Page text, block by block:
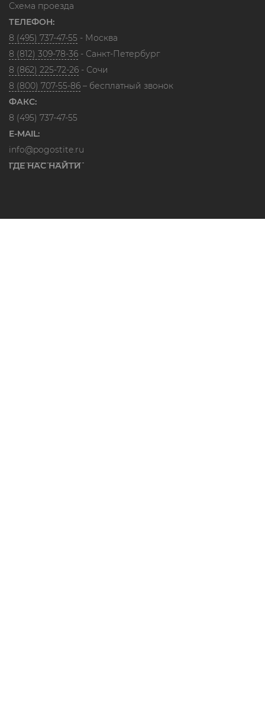
Схема проезда
ТЕЛЕФОН:
8 (495) 737-47-55 - Москва
8 (812) 309-78-36 - Санкт-Петербург
8 (862) 225-72-26 - Сочи
8 (800) 707-55-86 – бесплатный звонок
ФАКС:
8 (495) 737-47-55
E-MAIL:
info@pogostite.ru
ГДЕ НАС НАЙТИ